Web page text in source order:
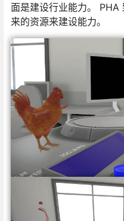
面是建设行业能力。 PHA
来的资源来建设能力。